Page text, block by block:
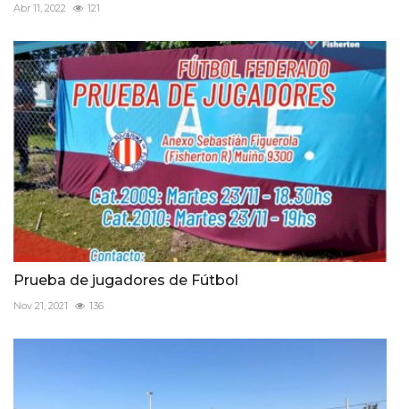
Abr 11, 2022 121
Prueba de jugadores de Fútbol
Nov 21, 2021 136